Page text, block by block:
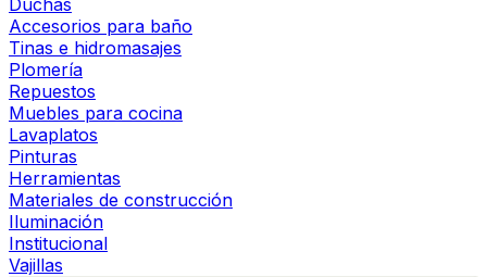
Duchas
Accesorios para baño
Tinas e hidromasajes
Plomería
Repuestos
Muebles para cocina
Lavaplatos
Pinturas
Herramientas
Materiales de construcción
Iluminación
Institucional
Vajillas